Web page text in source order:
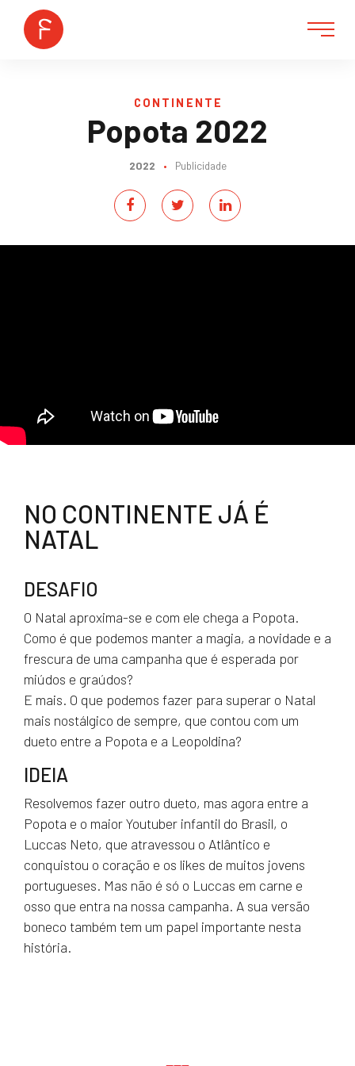
CONTINENTE
Popota 2022
2022 • Publicidade
NO CONTINENTE JÁ É
NATAL
DESAFIO
O Natal aproxima-se e com ele chega a Popota.
Como é que podemos manter a magia, a novidade e a
frescura de uma campanha que é esperada por
miúdos e graúdos?
E mais. O que podemos fazer para superar o Natal
mais nostálgico de sempre, que contou com um
dueto entre a Popota e a Leopoldina?
IDEIA
Resolvemos fazer outro dueto, mas agora entre a
Popota e o maior Youtuber infantil do Brasil, o
Luccas Neto, que atravessou o Atlântico e
conquistou o coração e os likes de muitos jovens
portugueses. Mas não é só o Luccas em carne e
osso que entra na nossa campanha. A sua versão
boneco também tem um papel importante nesta
história.